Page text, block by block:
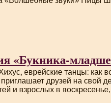
«Букника-
еврейские танцы: как
друзей на свой
и взрослых в